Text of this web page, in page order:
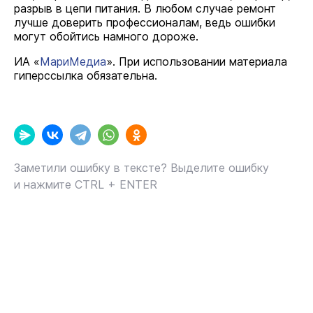
разрыв в цепи питания. В любом случае ремонт
лучше доверить профессионалам, ведь ошибки
могут обойтись намного дороже.
ИА «МариМедиа». При использовании материала
гиперссылка обязательна.
Заметили ошибку в тексте? Выделите ошибку
и нажмите CTRL + ENTER